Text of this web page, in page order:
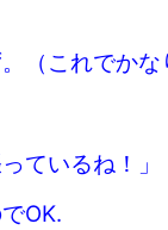
（これでかな
ているね！」
OK.